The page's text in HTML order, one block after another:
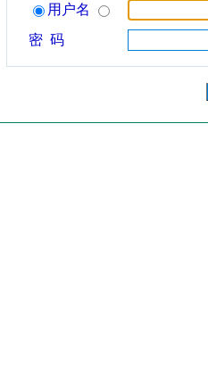
用户名
密 码